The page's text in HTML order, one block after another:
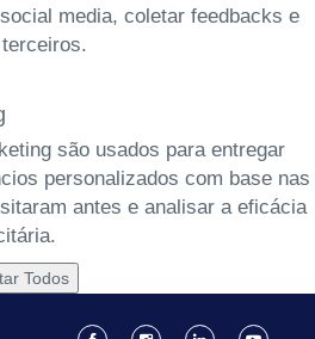
media, coletar feedbacks e
são usados para entregar
personalizados com base nas
antes e analisar a eficácia
Todos